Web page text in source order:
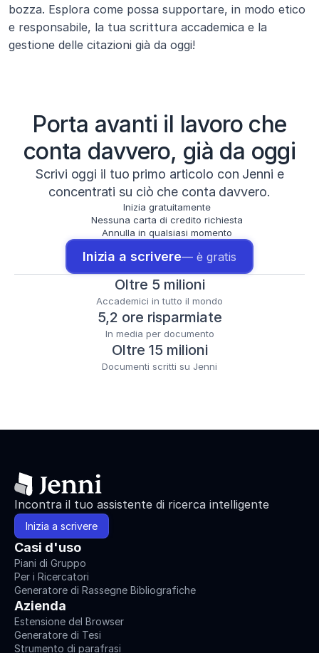
bozza. Esplora come possa supportare, in modo etico
e responsabile, la tua scrittura accademica e la
gestione delle citazioni già da oggi!
Porta avanti il lavoro che
conta davvero, già da oggi
Scrivi oggi il tuo primo articolo con Jenni e
concentrati su ciò che conta davvero.
Inizia gratuitamente
Nessuna carta di credito richiesta
Annulla in qualsiasi momento
Inizia a scrivere— è gratis
Oltre 5 milioni
Accademici in tutto il mondo
5,2 ore risparmiate
In media per documento
Oltre 15 milioni
Documenti scritti su Jenni
Incontra il tuo assistente di ricerca intelligente
Inizia a scrivere
Casi d'uso
Piani di Gruppo
Per i Ricercatori
Generatore di Rassegne Bibliografiche
Azienda
Estensione del Browser
Generatore di Tesi
Strumento di parafrasi